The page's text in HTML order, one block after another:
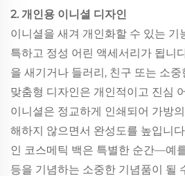
2. 개인용 이니셜 디자인
이니셜을 새겨 개인화할 수 있는 기
특하고 정성 어린 액세서리가 됩니
을 새기거나 들러리, 친구 또는 소
맞춤형 디자인은 개인적이고 진심
이니셜은 정교하게 인쇄되어 가방
해하지 않으면서 완성도를 높입니
인 코스메틱 백은 특별한 순간—예
등을 기념하는 소중한 기념품이 될